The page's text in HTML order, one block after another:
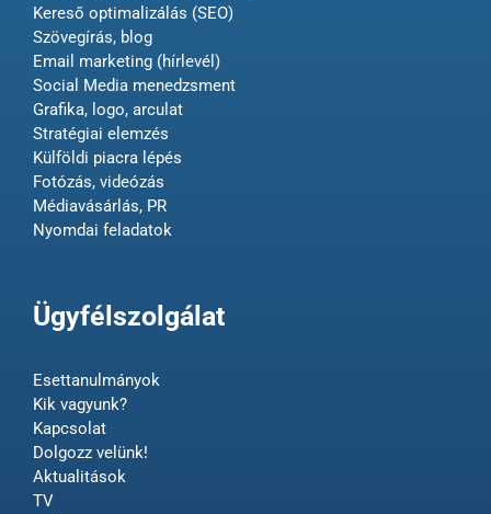
Kereső optimalizálás (SEO)
Szövegírás, blog
Email marketing (hírlevél)
Social Media menedzsment
Grafika, logo, arculat
Stratégiai elemzés
Külföldi piacra lépés
Fotózás, videózás
Médiavásárlás, PR
Nyomdai feladatok
Ügyfélszolgálat
Esettanulmányok
Kik vagyunk?
Kapcsolat
Dolgozz velünk!
Aktualitások
TV